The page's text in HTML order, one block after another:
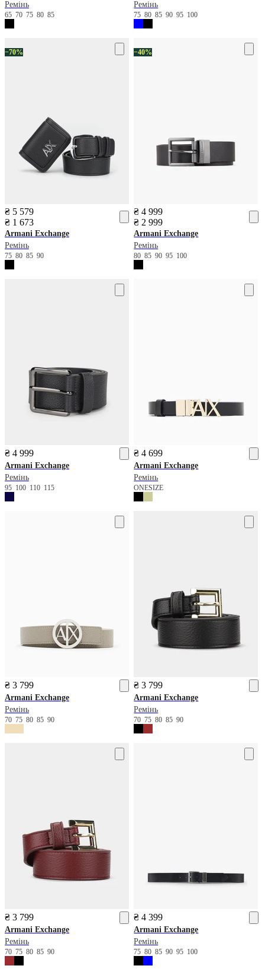
Ремінь
65 70 75 80 85
Ремінь
7580859095 100
−70%
₴ 5 579
₴ 1 673
Armani Exchange
Ремінь
75 80 85 90
−40%
₴ 4 999
₴ 2 999
Armani Exchange
Ремінь
80859095 100
₴ 4 999
Armani Exchange
Ремінь
95 100 110 115
₴ 4 699
Armani Exchange
Ремінь
ONESIZE
₴ 3 799
Armani Exchange
Ремінь
70 75 80 85 90
₴ 3 799
Armani Exchange
Ремінь
7075808590
₴ 3 799
Armani Exchange
Ремінь
70 75 80 85 90
₴ 4 399
Armani Exchange
Ремінь
7580859095 100